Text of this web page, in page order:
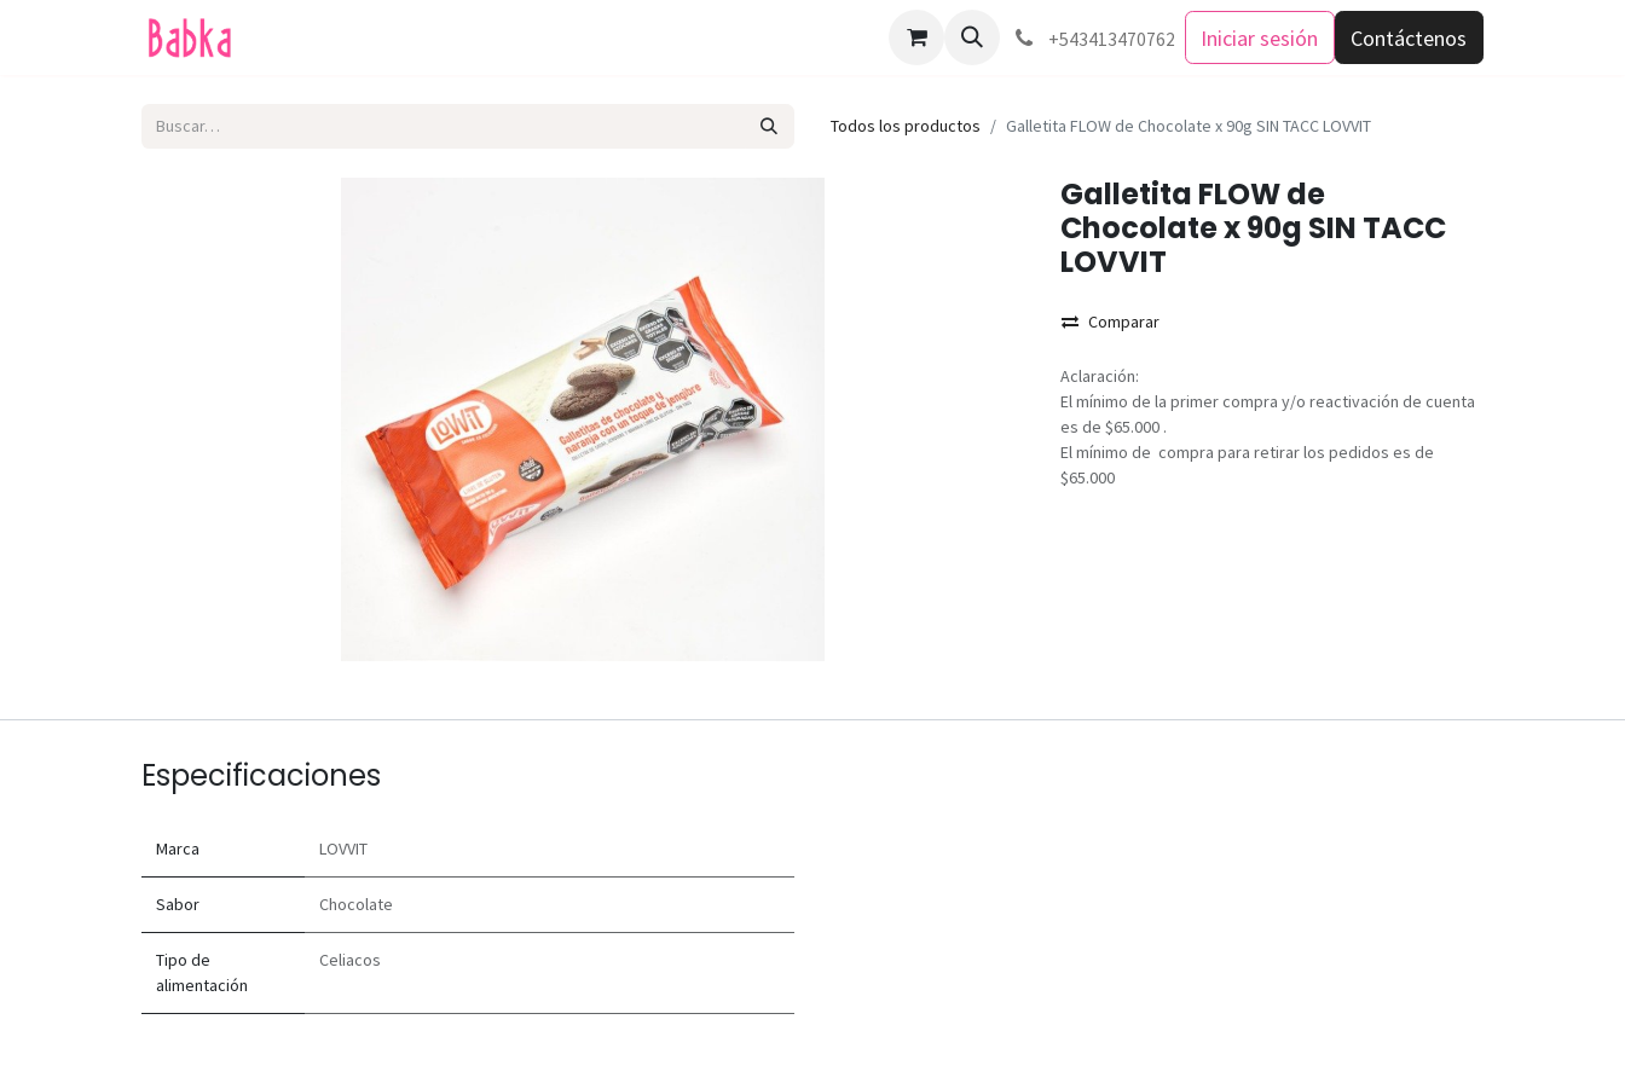
Como comprar +543413470762 Iniciar sesión Contáctenos
Todos los productos Galletita FLOW de Chocolate x 90g SIN TACC LOVVIT
Galletita FLOW de
Chocolate x 90g SIN TACC
LOVVIT
Comparar
Aclaración:
El mínimo de la primer compra y/o reactivación de cuenta
es de $65.000 .
El mínimo de compra para retirar los pedidos es de
$65.000
Especificaciones
Marca LOVVIT
Sabor Chocolate
Tipo de
alimentación
Celiacos